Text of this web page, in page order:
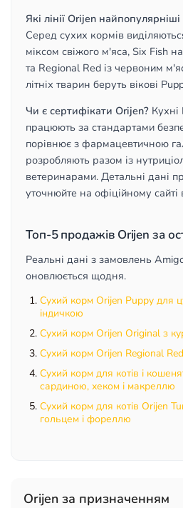
Які лінії Orijen
Серед сухих кормів
міксом свіжого м'яса, Six Fish
та Regional Red із червоним
літніх тварин беруть вікові
Чи є сертифікати Orijen?
працюють за стандартами
порівнює з фармацевтичною
розробляють разом із
ветеринарами. Детальні дані
уточнюйте на офіційному
Топ-5 продажів Orijen за
Реальні дані з замовлень
оновлюється щодня.
Сухий корм Orijen Puppy для
індичкою
Сухий корм Orijen Original з
Сухий корм Orijen Regional
Сухий корм для котів і
сардиною, хеком і макреллю
Сухий корм для котів Orijen
гольцем і фореллю
Orijen за призначенням